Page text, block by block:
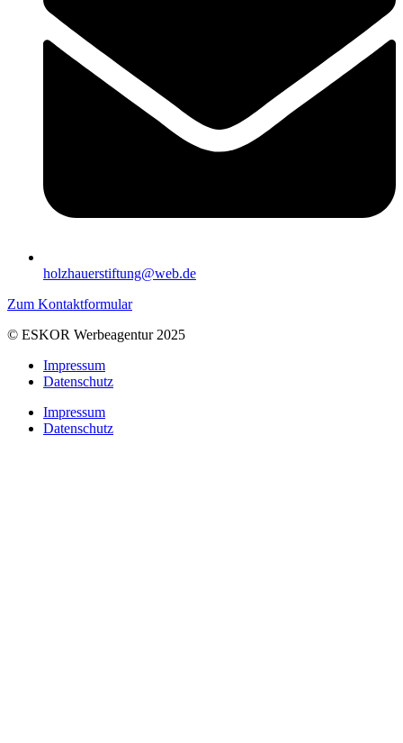
holzhauerstiftung@web.de
Zum Kontaktformular
© ESKOR Werbeagentur 2025
Impressum
Datenschutz
Impressum
Datenschutz